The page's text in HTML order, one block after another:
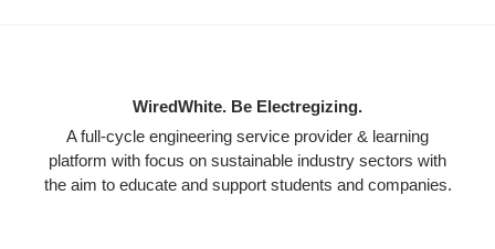
WiredWhite. Be Electregizing.
A full-cycle engineering service provider & learning
platform with focus on sustainable industry sectors with
the aim to educate and support students and companies.